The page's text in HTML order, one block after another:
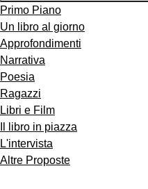
Primo Piano
Un libro al giorno
Approfondimenti
Narrativa
Poesia
Ragazzi
Libri e Film
Il libro in piazza
L'intervista
Altre Proposte